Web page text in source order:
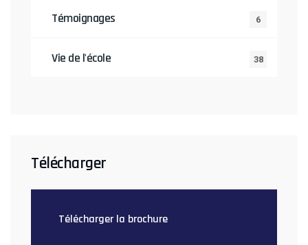
Témoignages 6
Vie de l'école 38
Télécharger
Télécharger la brochure